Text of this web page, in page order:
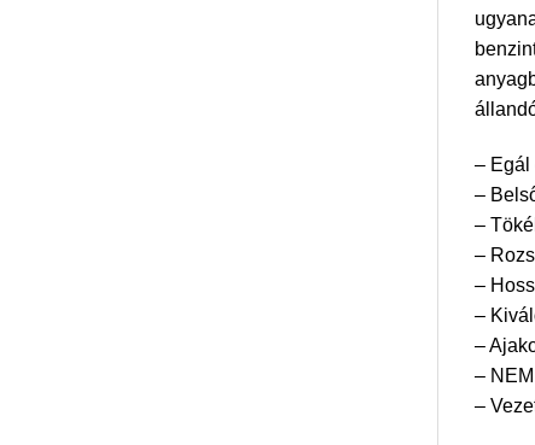
– Egál
–
–
–
–
–
–
–
–